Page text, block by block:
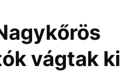
vágtak ki